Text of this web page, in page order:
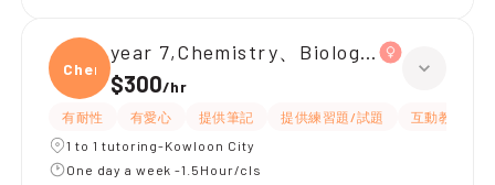
Chemi
year 7,Chemistry、Biology、Physics
$300/hr
有耐性 有愛心 提供筆記 提供練習題/試題 互動教學
1 to 1 tutoring-Kowloon City
One day a week -1.5Hour/cls